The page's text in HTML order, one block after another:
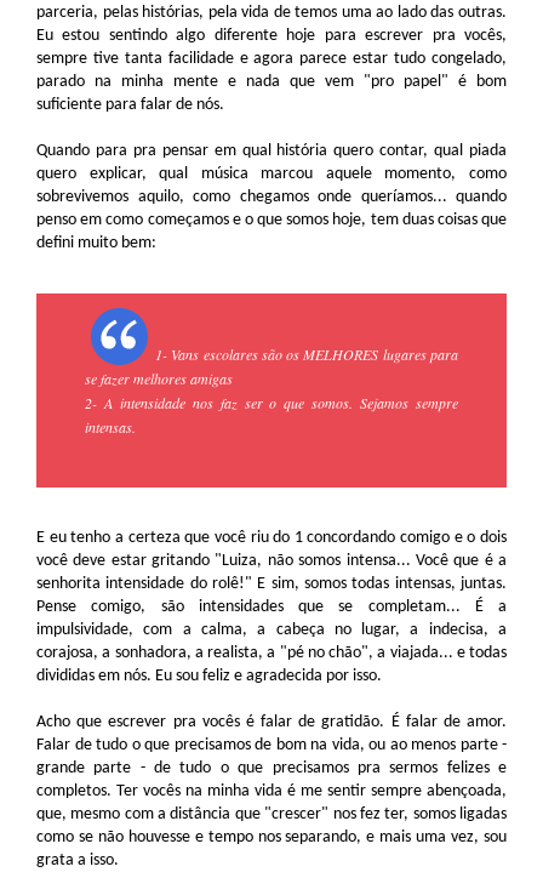
parceria, pelas histórias, pela vida de temos uma ao lado das outras.
Eu estou sentindo algo diferente hoje para escrever pra vocês,
sempre tive tanta facilidade e agora parece estar tudo congelado,
parado na minha mente e nada que vem "pro papel" é bom
suficiente para falar de nós.
Quando para pra pensar em qual história quero contar, qual piada
quero explicar, qual música marcou aquele momento, como
sobrevivemos aquilo, como chegamos onde queríamos... quando
penso em como começamos e o que somos hoje, tem duas coisas que
defini muito bem:
1- Vans escolares são os MELHORES lugares para
se fazer melhores amigas
2- A intensidade nos faz ser o que somos. Sejamos sempre
intensas.
E eu tenho a certeza que você riu do 1 concordando comigo e o dois
você deve estar gritando "Luiza, não somos intensa... Você que é a
senhorita intensidade do rolê!" E sim, somos todas intensas, juntas.
Pense comigo, são intensidades que se completam... É a
impulsividade, com a calma, a cabeça no lugar, a indecisa, a
corajosa, a sonhadora, a realista, a "pé no chão", a viajada... e todas
divididas em nós. Eu sou feliz e agradecida por isso.
Acho que escrever pra vocês é falar de gratidão. É falar de amor.
Falar de tudo o que precisamos de bom na vida, ou ao menos parte -
grande parte - de tudo o que precisamos pra sermos felizes e
completos. Ter vocês na minha vida é me sentir sempre abençoada,
que, mesmo com a distância que "crescer" nos fez ter, somos ligadas
como se não houvesse e tempo nos separando, e mais uma vez, sou
grata a isso.